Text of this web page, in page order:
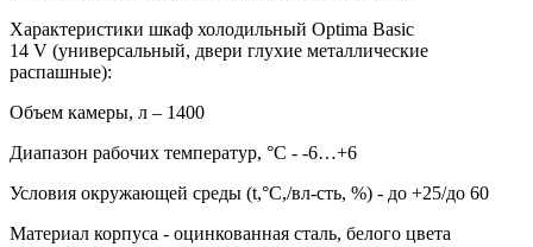
Характеристики шкаф холодильный Optima Basic
14 V (универсальный, двери глухие металлические
распашные):
Объем камеры, л – 1400
Диапазон рабочих температур, °C - -6…+6
Условия окружающей среды (t,°C,/вл-сть, %) - до +25/до 60
Материал корпуса - оцинкованная сталь, белого цвета